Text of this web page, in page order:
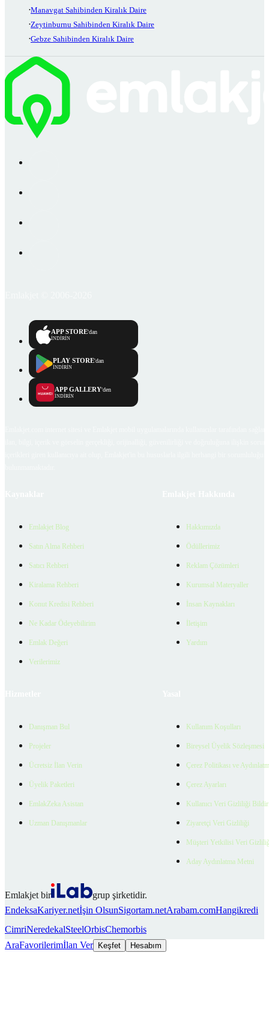
Manavgat Sahibinden Kiralık Daire
Zeytinburnu Sahibinden Kiralık Daire
Gebze Sahibinden Kiralık Daire
APP STORE'dan
İNDİRİN
PLAY STORE'dan
İNDİRİN
APP GALLERY'den
İNDİRİN
Emlakjet Blog
Satın Alma Rehberi
Satıcı Rehberi
Kiralama Rehberi
Konut Kredisi Rehberi
Ne Kadar Ödeyebilirim
Emlak Değeri
Verilerimiz
Hakkımızda
Ödüllerimiz
Reklam Çözümleri
Kurumsal Materyaller
İnsan Kaynakları
İletişim
Yardım
Danışman Bul
Projeler
Ücretsiz İlan Verin
Üyelik Paketleri
EmlakZeka Asistan
Uzman Danışmanlar
Kullanım Koşulları
Bireysel Üyelik Sözleşmesi
Çerez Politikası ve
Çerez Ayarları
Kullanıcı Veri Gizliliği
Ziyaretçi Veri Gizliliği
Müşteri Yetkilisi Veri
Aday Aydınlatma Metni
Emlakjet bir
grup şirketidir.
EndeksaKariyer.netİşin OlsunSigortam.netArabam.comHangikredi
CimriNeredekalSteelOrbisChemorbis
AraFavorilerimİlan Ver Keşfet Hesabım